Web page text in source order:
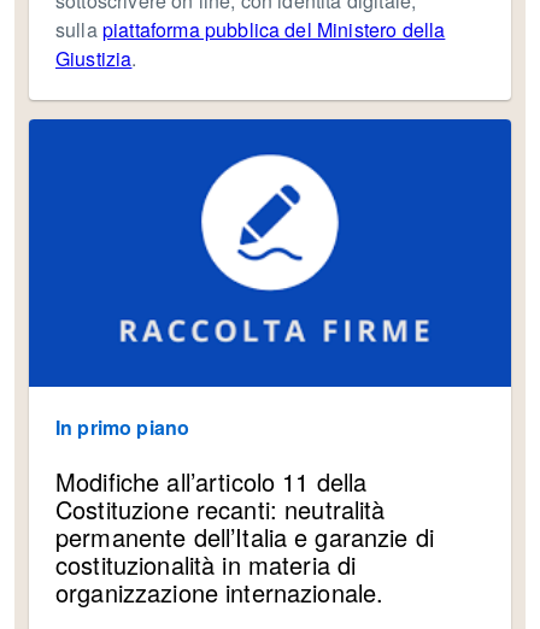
sullapiattaforma pubblica del Ministero della
Giustizia.
In primo piano
Modifiche all’articolo 11 della
Costituzione recanti: neutralità
permanente dell’Italia e garanzie di
costituzionalità in materia di
organizzazione internazionale.